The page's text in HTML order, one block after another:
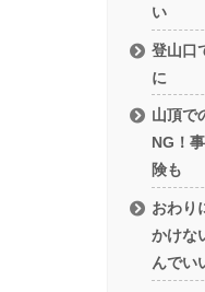
い
登山口
に
山頂で
NG！
険も
おわり
かけな
んでい